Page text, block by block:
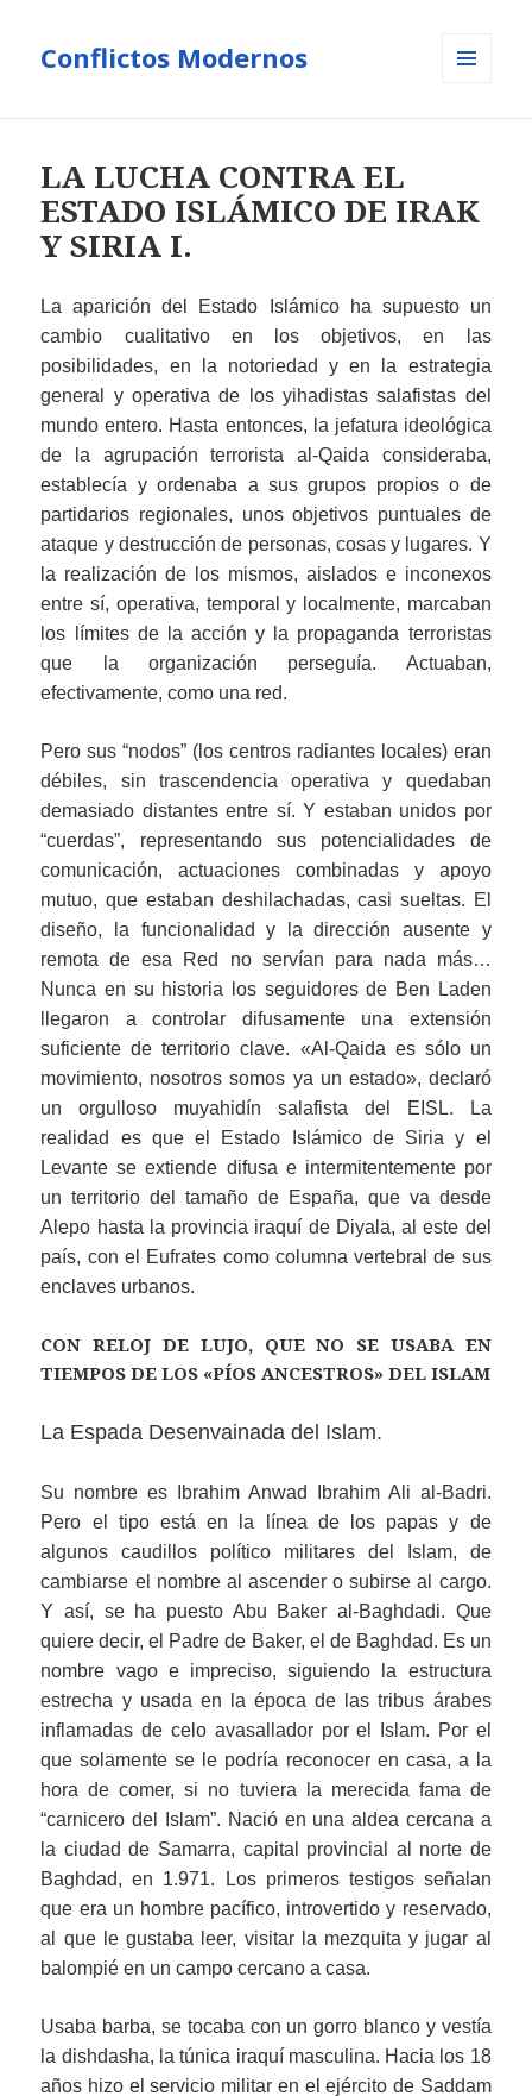
Conflictos Modernos
LA LUCHA CONTRA EL
ESTADO ISLÁMICO DE IRAK
Y SIRIA I.
La aparición del Estado Islámico ha supuesto un
cambio cualitativo en los objetivos, en las
posibilidades, en la notoriedad y en la estrategia
general y operativa de los yihadistas salafistas del
mundo entero. Hasta entonces, la jefatura ideológica
de la agrupación terrorista al-Qaida consideraba,
establecía y ordenaba a sus grupos propios o de
partidarios regionales, unos objetivos puntuales de
ataque y destrucción de personas, cosas y lugares. Y
la realización de los mismos, aislados e inconexos
entre sí, operativa, temporal y localmente, marcaban
los límites de la acción y la propaganda terroristas
que la organización perseguía. Actuaban,
efectivamente, como una red.
Pero sus “nodos” (los centros radiantes locales) eran
débiles, sin trascendencia operativa y quedaban
demasiado distantes entre sí. Y estaban unidos por
“cuerdas”, representando sus potencialidades de
comunicación, actuaciones combinadas y apoyo
mutuo, que estaban deshilachadas, casi sueltas. El
diseño, la funcionalidad y la dirección ausente y
remota de esa Red no servían para nada más…
Nunca en su historia los seguidores de Ben Laden
llegaron a controlar difusamente una extensión
suficiente de territorio clave. «Al-Qaida es sólo un
movimiento, nosotros somos ya un estado», declaró
un orgulloso muyahidín salafista del EISL. La
realidad es que el Estado Islámico de Siria y el
Levante se extiende difusa e intermitentemente por
un territorio del tamaño de España, que va desde
Alepo hasta la provincia iraquí de Diyala, al este del
país, con el Eufrates como columna vertebral de sus
enclaves urbanos.
CON RELOJ DE LUJO, QUE NO SE USABA EN
TIEMPOS DE LOS «PÍOS ANCESTROS» DEL ISLAM
La Espada Desenvainada del Islam.
Su nombre es Ibrahim Anwad Ibrahim Ali al-Badri.
Pero el tipo está en la línea de los papas y de
algunos caudillos político militares del Islam, de
cambiarse el nombre al ascender o subirse al cargo.
Y así, se ha puesto Abu Baker al-Baghdadi. Que
quiere decir, el Padre de Baker, el de Baghdad. Es un
nombre vago e impreciso, siguiendo la estructura
estrecha y usada en la época de las tribus árabes
inflamadas de celo avasallador por el Islam. Por el
que solamente se le podría reconocer en casa, a la
hora de comer, si no tuviera la merecida fama de
“carnicero del Islam”. Nació en una aldea cercana a
la ciudad de Samarra, capital provincial al norte de
Baghdad, en 1.971. Los primeros testigos señalan
que era un hombre pacífico, introvertido y reservado,
al que le gustaba leer, visitar la mezquita y jugar al
balompié en un campo cercano a casa.
Usaba barba, se tocaba con un gorro blanco y vestía
la dishdasha, la túnica iraquí masculina. Hacia los 18
años hizo el servicio militar en el ejército de Saddam